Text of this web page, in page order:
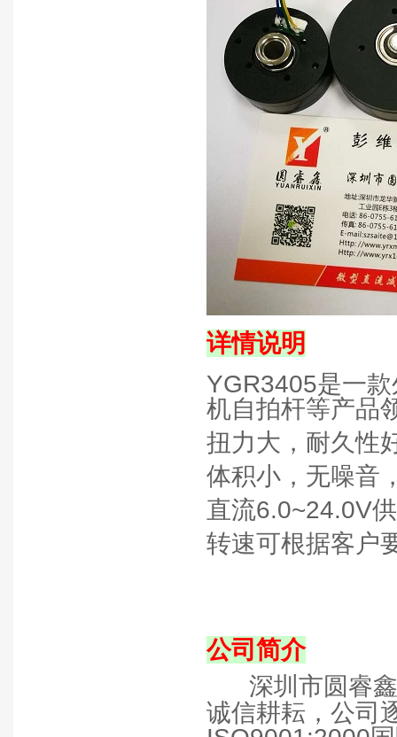
详情说明
YGR3405是一
机自拍杆等产品
扭力大，耐久性
体积小，无噪音
直流6.0~24.0V
转速可根据客户
公司简介
深圳市圆睿
诚信耕耘，公司